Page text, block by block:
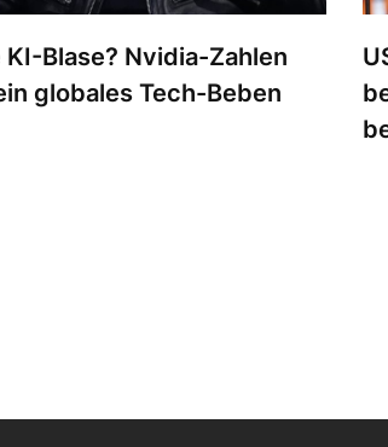
Blase? Nvidia-Zahlen
globales Tech-Beben